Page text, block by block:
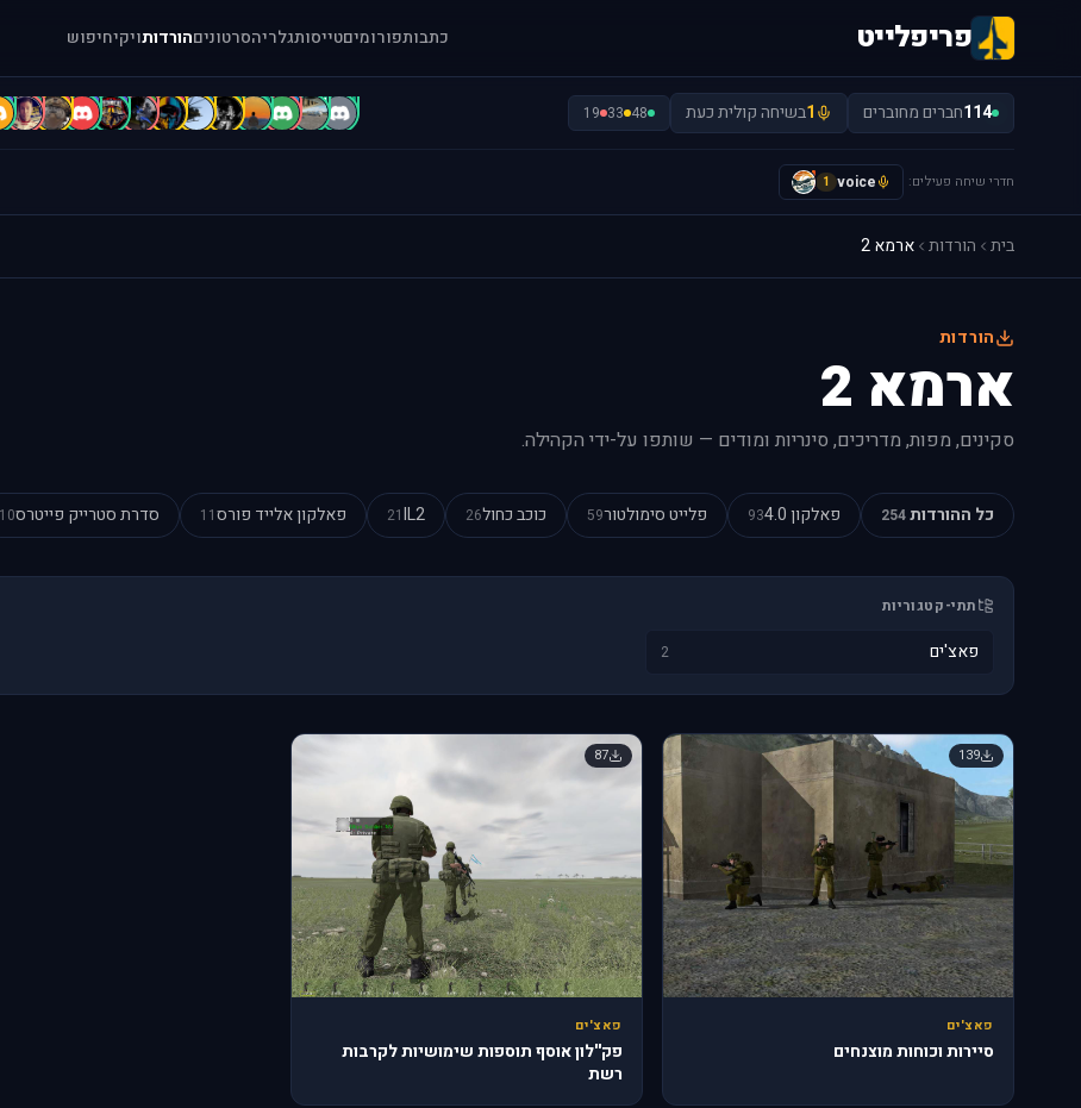
פריפלייט כתבותפורומיםטייסותגלריהסרטוניםהורדותויקיחיפוש
114חברים מחוברים 1בשיחה קולית כעת 48
33
19
.
[
a
A
A
A
A
A
b
b
B
B
B
חדרי שיחה פעילים: voice
1
I
בית הורדות ארמא 2
הורדות
ארמא 2
סקינים, מפות, מדריכים, סינריות ומודים — שותפו על-ידי הקהילה.
כל ההורדות254 פאלקון 4.0 93 פלייט סימולטור59 כוכב כחול26
IL2
21 פאלקון אלייד פורס11 סדרת סטרייק פייטרס10
תתי-קטגוריות
פאצ'ים 2
139
פאצ'ים
סיירות וכוחות מוצנחים
87
פאצ'ים
פק''לון אוסף תוספות שימושיות לקרבות
רשת